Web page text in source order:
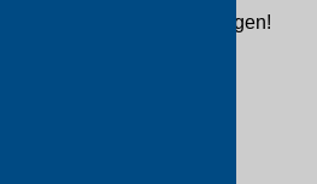
innerhalb von 2 Tagen!